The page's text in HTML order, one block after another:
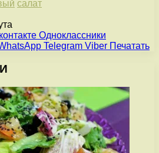
салат
Одноклассники
Telegram Viber Печатать